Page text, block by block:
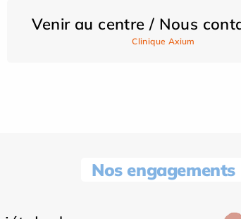
Venir au centre / Nous
Clinique Axium
Nos engagements